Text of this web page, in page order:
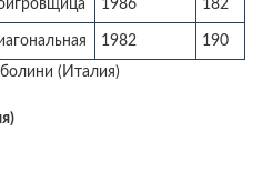
1986 182
1982
190
(Италия)